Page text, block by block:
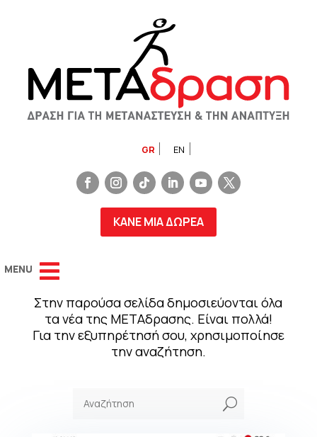
GR EN
ΚΑΝΕ ΜΙΑ ΔΩΡΕΑ
Στην παρούσα σελίδα δημοσιεύονται όλα
τα νέα της ΜΕΤΑδρασης. Είναι πολλά!
Για την εξυπηρέτησή σου, χρησιμοποίησε
την αναζήτηση.
U